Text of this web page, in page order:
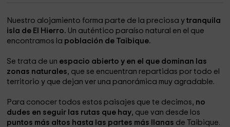
Nuestro alojamiento forma parte de la preciosa ytranquila
isla de El Hierro. Un auténtico paraíso natural en el que
encontramos la población de Taibique.
Se trata de un espacio abierto y en el que dominan las
zonas naturales, que se encuentran repartidas por todo el
territorio y que dejan ver una panorámica muy agradable.
Para conocer todos estos paisajes que te decimos, no
dudes en seguir las rutas que hay, que van desde los
puntos más altos hasta las partes más llanas de Taibique.